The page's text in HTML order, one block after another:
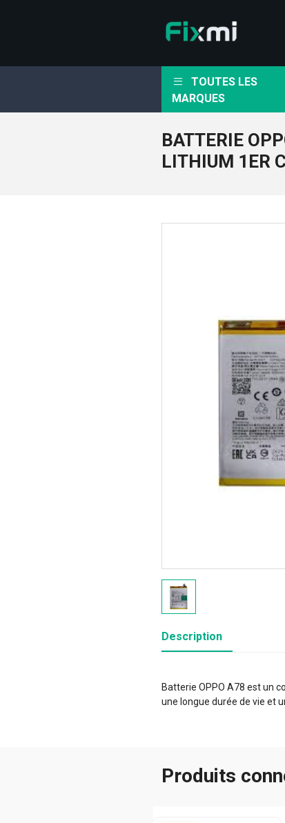
TOUTES LES
MARQUES
BATTERIE
LITHIUM 1ER
Description
Batterie OPPO A78 est un
une longue durée de vie et
Produits